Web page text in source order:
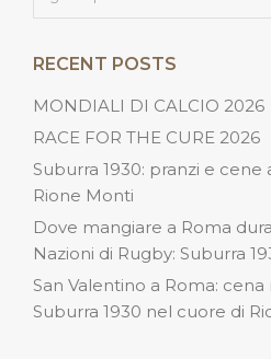
RECENT POSTS
MONDIALI DI CALCIO 2026
RACE FOR THE CURE 2026
Suburra 1930: pranzi e cene
Rione Monti
Dove mangiare a Roma
Nazioni di Rugby: Suburra
San Valentino a Roma:
Suburra 1930 nel cuore di